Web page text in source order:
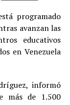
programado
avanzan las
educativos
en Venezuela
informó
más de 1.500